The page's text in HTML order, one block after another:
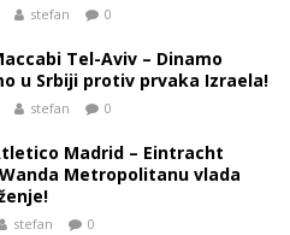
stefan 0
Tel-Aviv – Dinamo
u Srbiji protiv prvaka Izraela!
stefan 0
Madrid – Eintracht
Metropolitanu vlada
stefan 0